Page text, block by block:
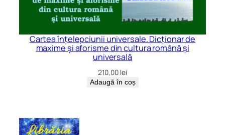
Cartea înțelepciunii universale. Dicționar de
maxime și aforisme din cultura română și
universală
210,00 lei
Adaugă în coș